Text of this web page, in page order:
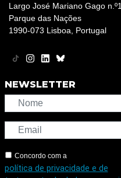
Largo José Mariano Gago n.º1
Parque das Nações
1990-073 Lisboa, Portugal
NEWSLETTER
Concordo com a
política de privacidade e de